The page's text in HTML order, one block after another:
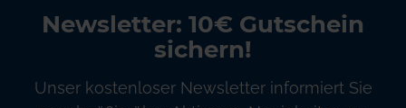
Newsletter: 10€ Gutschein
sichern!
Unser kostenloser Newsletter informiert Sie